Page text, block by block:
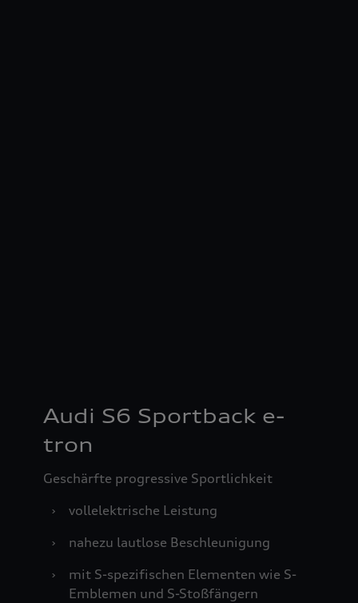
Audi S6 Sportback e-
tron
Geschärfte progressive Sportlichkeit
›
vollelektrische Leistung
›
nahezu lautlose Beschleunigung
›
mit S-spezifischen Elementen wie S-
Emblemen und S-Stoßfängern